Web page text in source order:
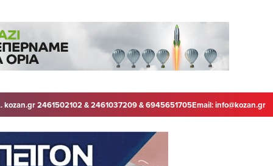
kozan.gr 2461502102 & 2461037209 & 6945651705Email:info@kozan.gr